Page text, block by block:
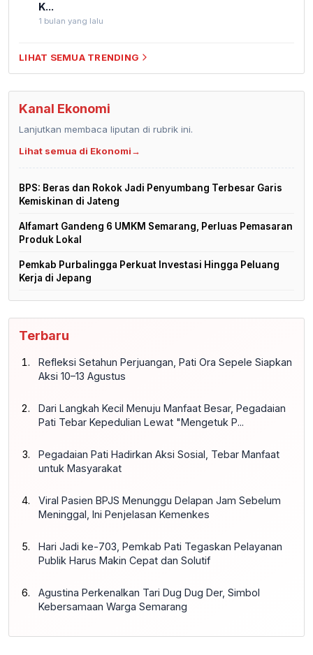
K...
1 bulan yang lalu
LIHAT SEMUA TRENDING
Kanal Ekonomi
Lanjutkan membaca liputan di rubrik ini.
Lihat semua di Ekonomi→
BPS: Beras dan Rokok Jadi Penyumbang Terbesar Garis
Kemiskinan di Jateng
Alfamart Gandeng 6 UMKM Semarang, Perluas Pemasaran
Produk Lokal
Pemkab Purbalingga Perkuat Investasi Hingga Peluang
Kerja di Jepang
Terbaru
Refleksi Setahun Perjuangan, Pati Ora Sepele Siapkan
Aksi 10–13 Agustus
Dari Langkah Kecil Menuju Manfaat Besar, Pegadaian
Pati Tebar Kepedulian Lewat "Mengetuk P...
Pegadaian Pati Hadirkan Aksi Sosial, Tebar Manfaat
untuk Masyarakat
Viral Pasien BPJS Menunggu Delapan Jam Sebelum
Meninggal, Ini Penjelasan Kemenkes
Hari Jadi ke-703, Pemkab Pati Tegaskan Pelayanan
Publik Harus Makin Cepat dan Solutif
Agustina Perkenalkan Tari Dug Dug Der, Simbol
Kebersamaan Warga Semarang